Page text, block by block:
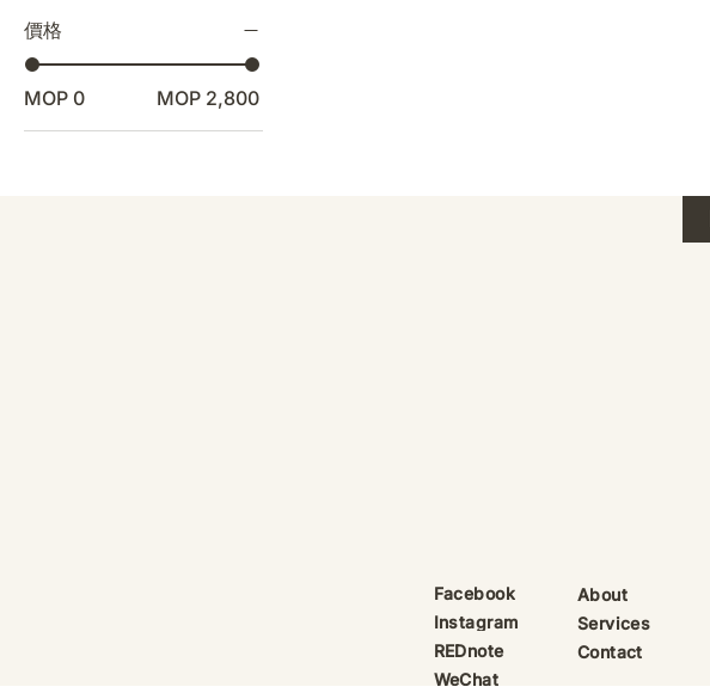
價格
MOP 0 MOP 2,800
Facebook
Instagram
REDnote
WeChat
About
Services
Contact